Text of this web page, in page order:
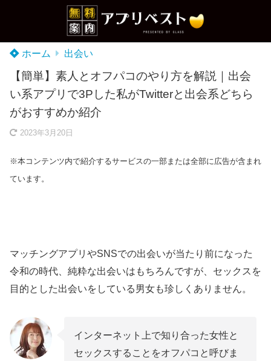
ホーム 出会い
【簡単】素人とオフパコのやり方を解説｜出会
い系アプリで3Pした私がTwitterと出会系どちら
がおすすめか紹介
2023年3月20日
※本コンテンツ内で紹介するサービスの一部または全部に広告が含まれ
ています。
マッチングアプリやSNSでの出会いが当たり前になった
令和の時代、純粋な出会いはもちろんですが、セックスを
目的とした出会いをしている男女も珍しくありません。
インターネット上で知り合った女性と
セックスすることをオフパコと呼びま